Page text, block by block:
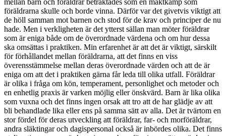
mellan barn och föräldrar betraktades som en maktkamp som
föräldrarna skulle och borde vinna. Därför var det givetvis viktigt att
de höll samman mot barnen och stod för de krav och principer de nu
hade. Men i verkligheten är det ytterst sällan man möter föräldrar
som är eniga både om de överordnade värdena och om hur dessa
ska omsättas i praktiken. Min erfarenhet är att det är viktigt, särskilt
för förhållandet mellan föräldrarna, att det finns en viss
överensstämmelse mellan deras överordnade värden och att de är
eniga om att det i praktiken gärna får leda till olika utfall. Föräldrar
är olika i fråga om kön, temperament, personlighet och metoder och
en enhetlig praxis är varken möjlig eller önskvärd. Barn är lika olika
som vuxna och det finns ingen orsak att tro att de har glädje av att
bli behandlade lika eller ens på samma sätt av alla. Det är tvärtom en
stor fördel för deras utveckling att föräldrar, far- och morföräldrar,
andra släktingar och dagispersonal också är inbördes olika. Det finns